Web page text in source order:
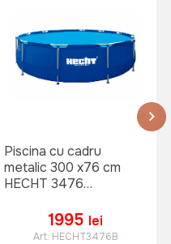
Piscina cu cadru
metalic 300 x76 cm
HECHT 3476
1995 lei
Art: HECHT3476B